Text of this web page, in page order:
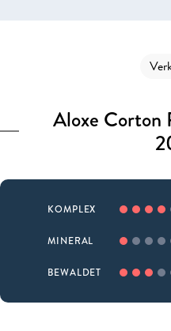
Aloxe Corton
KOMPLEX
MINERAL
BEWALDET